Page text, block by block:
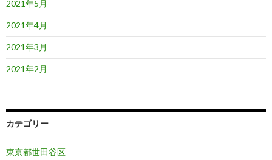
2021年5月
2021年4月
2021年3月
2021年2月
カテゴリー
東京都世田谷区